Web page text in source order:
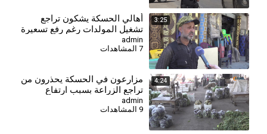
3:25
⁣أهالي الحسكة يشكون تراجع
تشغيل المولدات رغم رفع تسعيرة
الأمبير
admin
7 المشاهدات
4:24
⁣مزارعون في الحسكة يحذرون من
تراجع الزراعة بسبب ارتفاع
التكاليف وأزمة العملة
admin
9 المشاهدات